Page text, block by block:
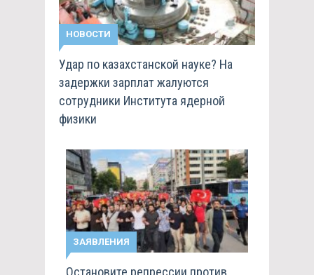
НОВОСТИ
Удар по казахстанской науке? На
задержки зарплат жалуются
сотрудники Института ядерной
физики
ЗАЯВЛЕНИЯ
Остановите репрессии против